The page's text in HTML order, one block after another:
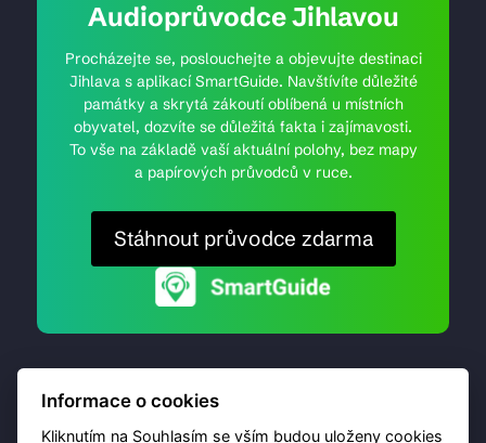
Audioprůvodce Jihlavou
Procházejte se, poslouchejte a objevujte destinaci
Jihlava s aplikací SmartGuide. Navštívíte důležité
památky a skrytá zákoutí oblíbená u místních
obyvatel, dozvíte se důležitá fakta i zajímavosti.
To vše na základě vaší aktuální polohy, bez mapy
a papírových průvodců v ruce.
Stáhnout průvodce zdarma
Informace o cookies
Kliknutím na Souhlasím se vším budou uloženy cookies